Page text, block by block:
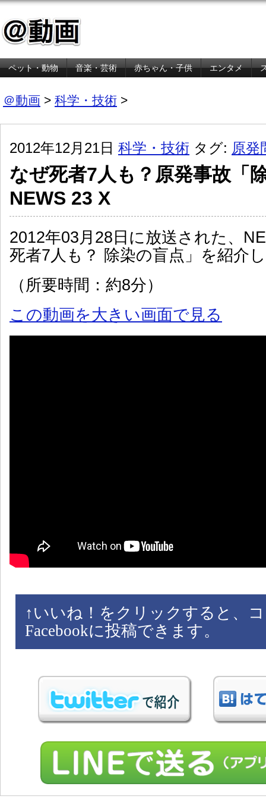
ペット・動物 音楽・芸術 赤ちゃん・子供 エンタメ
＠動画 > 科学・技術 >
2012年12月21日 科学・技術 タグ: 原発
なぜ死者7人も？原発事故「
NEWS 23 X
2012年03月28日に放送された、
死者7人も？ 除染の盲点」を紹介
（所要時間：約8分）
この動画を大きい画面で見る
↑ いいね！をクリックすると、
Facebookに投稿できます。